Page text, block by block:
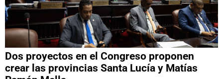
Dos proyectos en el Congreso proponen
crear las provincias Santa Lucía y Matías